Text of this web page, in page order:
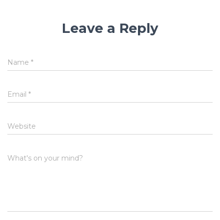
Leave a Reply
Name *
Email *
Website
What's on your mind?